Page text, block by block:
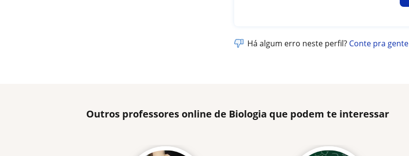
Há algum erro neste perfil? Conte pra gente
Outros professores online de Biologia que podem te interessar